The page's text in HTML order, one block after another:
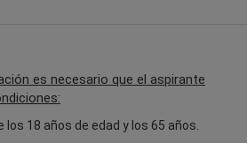
es necesario que el aspirante
18 años de edad y los 65 años.